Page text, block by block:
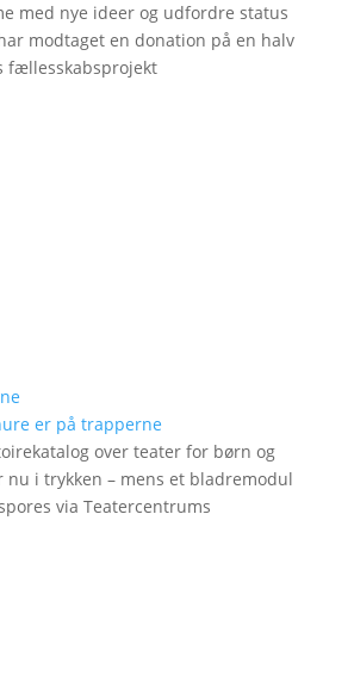
med nye ideer og udfordre status
modtaget en donation på en halv
fællesskabsprojekt
er på trapperne
over teater for børn og
nu i trykken – mens et bladremodul
via Teatercentrums